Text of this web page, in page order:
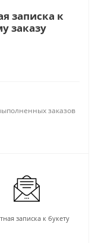
записка к
заказу
заказов
записка к букету